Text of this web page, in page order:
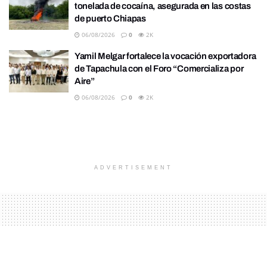
tonelada de cocaína, asegurada en las costas
de puerto Chiapas
06/08/2026 0 2K
Yamil Melgar fortalece la vocación exportadora
de Tapachula con el Foro “Comercializa por
Aire”
06/08/2026 0 2K
ADVERTISEMENT